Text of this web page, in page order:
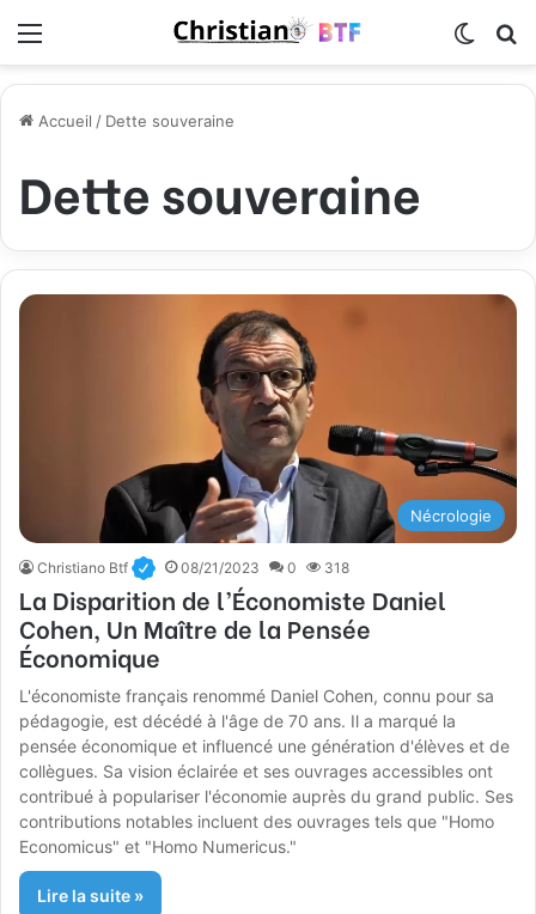
Accueil / Dette souveraine
Dette souveraine
Nécrologie
Christiano Btf 08/21/2023 0 318
La Disparition de l’Économiste Daniel
Cohen, Un Maître de la Pensée
Économique
L'économiste français renommé Daniel Cohen, connu pour sa
pédagogie, est décédé à l'âge de 70 ans. Il a marqué la
pensée économique et influencé une génération d'élèves et de
collègues. Sa vision éclairée et ses ouvrages accessibles ont
contribué à populariser l'économie auprès du grand public. Ses
contributions notables incluent des ouvrages tels que "Homo
Economicus" et "Homo Numericus."
Lire la suite »